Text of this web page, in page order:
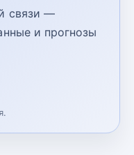
связи —
и прогнозы